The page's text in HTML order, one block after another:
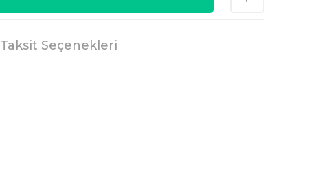
Taksit Seçenekleri